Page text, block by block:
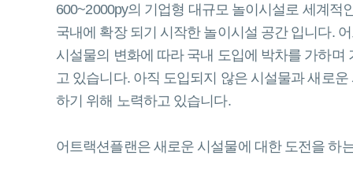
600~2000py의 기업형 대규모 놀이시설로 세계적
국내에 확장 되기 시작한 놀이시설 공간 입니다.
시설물의 변화에 따라 국내 도입에 박차를 가하며
고 있습니다. 아직 도입되지 않은 시설물과 새로
하기 위해 노력하고 있습니다.
어트랙션플랜은 새로운 시설물에 대한 도전을 하